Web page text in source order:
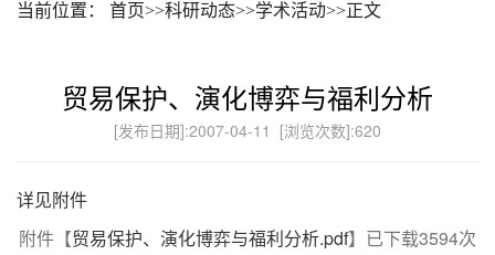
当前位置： 首页>>科研动态>>学术活动>>正文
贸易保护、演化博弈与福利分析
[发布日期]:2007-04-11 [浏览次数]:620
详见附件
附件【贸易保护、演化博弈与福利分析.pdf】已下载3594次